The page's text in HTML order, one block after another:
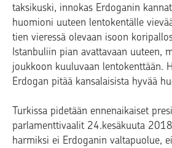
taksikuski, innokas Erdoganin
huomioni uuteen lentokentälle
tien vieressä olevaan isoon
Istanbuliin pian avattavaan uuteen,
joukkoon kuuluvaan lentokenttään.
Erdogan pitää kansalaisista hyvää
Turkissa pidetään ennenaikaiset
parlamenttivaalit 24.kesäkuuta
harmiksi ei Erdoganin valtapuolue,